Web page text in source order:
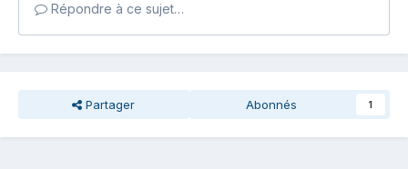
Répondre à ce sujet…
Partager Abonnés 1